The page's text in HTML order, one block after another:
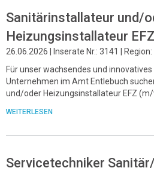
Sanitärinstallateur und/
Heizungsinstallateur
26.06.2026 | Inserate Nr.: 3141 |
Für unser wachsendes und
Unternehmen im Amt Entlebuch
und/oder Heizungsinstallateur EFZ
WEITERLESEN
Servicetechniker